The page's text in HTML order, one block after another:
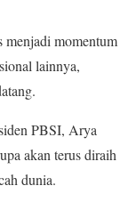
menjadi momentum
lainnya,
PBSI, Arya
akan terus diraih
dunia.